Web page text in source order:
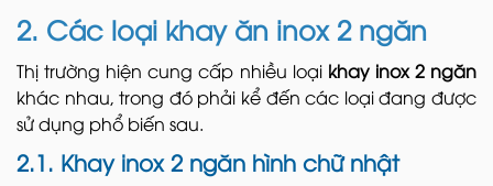
2. Các loại khay ăn inox 2 ngăn
Thị trường hiện cung cấp nhiều loại khay inox 2 ngăn
khác nhau, trong đó phải kể đến các loại đang được
sử dụng phổ biến sau.
2.1. Khay inox 2 ngăn hình chữ nhật